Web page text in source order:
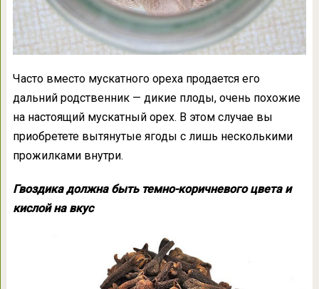
Часто вместо мускатного ореха продается его
дальний родственник — дикие плоды, очень похожие
на настоящий мускатный орех. В этом случае вы
приобретете вытянутые ягоды с лишь несколькими
прожилками внутри.
Гвоздика должна быть темно-коричневого цвета и
кислой на вкус